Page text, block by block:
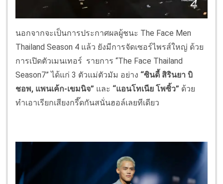
นอกจากจะเป็นการประกาศผลผู้ชนะ The Face Men
Thailand Season 4 แล้ว ยังมีการจัดเซอร์ไพรส์ใหญ่ ด้วย
การเปิดตัวเมนเทอร์ รายการ “The Face Thailand
Season7” ได้แก่ 3 ตัวแม่ตัวมัม อย่าง “ซินดี้ สิรินยา บิ
ชอพ, แพนเค้ก-เขมนิจ” และ “แอนโทเนีย โพซิ้ว” ด้วย
ทำเอาเรียกเสียงกรี๊ดกันสนั่นฮอล์เลยทีเดียว